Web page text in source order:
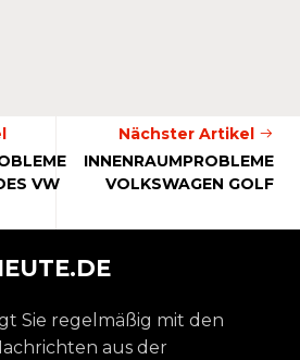
VW
Nächster Artikel
INNENRAUMPROBLEME
VOLKSWAGEN GOLF
Sie regelmäßig mit den
aus der